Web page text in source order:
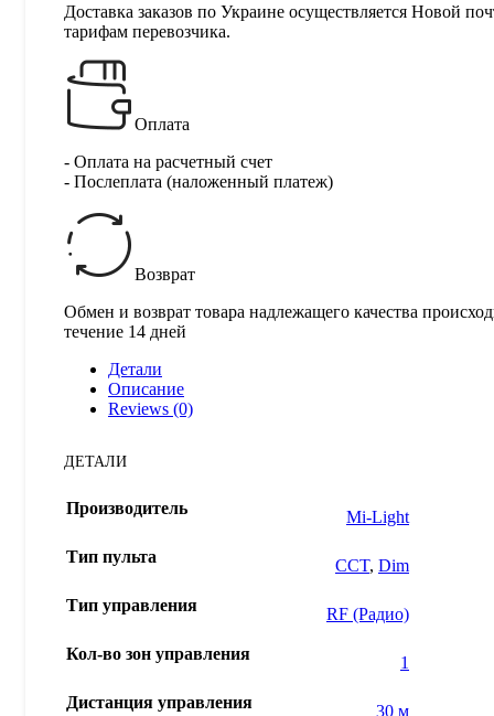
Доставка заказов по Украине осуществляется Новой
тарифам перевозчика.
Оплата
- Оплата на расчетный счет
- Послеплата (наложенный платеж)
Возврат
Обмен и возврат товара надлежащего качества
течение 14 дней
Детали
Описание
Reviews (0)
ДЕТАЛИ
Производитель Mi-Light
Тип пульта CCT, Dim
Тип управления RF (Радио)
Кол-во зон управления 1
Дистанция управления 30 м